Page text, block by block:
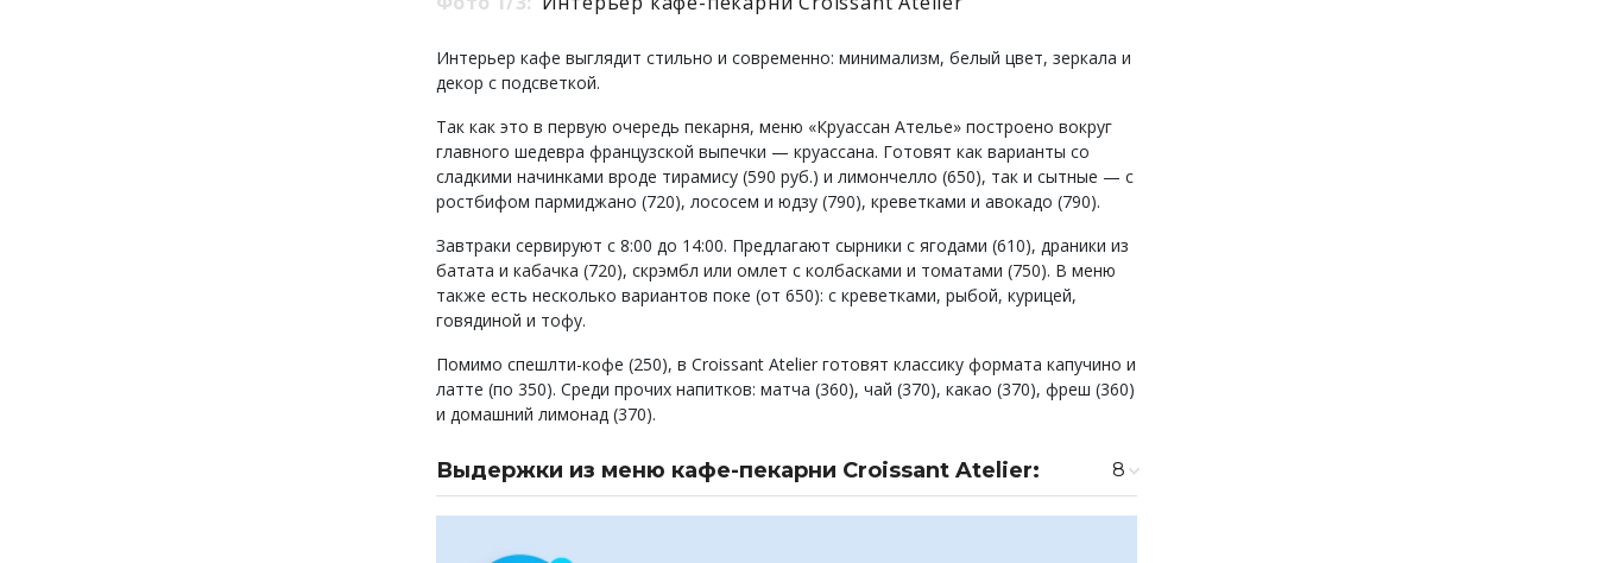
Интерьер кафе выглядит стильно и современно: минимализм, белый цвет, зеркала и
декор с подсветкой.
Так как это в первую очередь пекарня, меню «Круассан Ателье» построено вокруг
главного шедевра французской выпечки — круассана. Готовят как варианты со
сладкими начинками вроде тирамису (590 руб.) и лимончелло (650), так и сытные — с
ростбифом пармиджано (720), лососем и юдзу (790), креветками и авокадо (790).
Завтраки сервируют с 8:00 до 14:00. Предлагают сырники с ягодами (610), драники из
батата и кабачка (720), скрэмбл или омлет с колбасками и томатами (750). В меню
также есть несколько вариантов поке (от 650): с креветками, рыбой, курицей,
говядиной и тофу.
Помимо спешлти-кофе (250), в Croissant Atelier готовят классику формата капучино и
латте (по 350). Среди прочих напитков: матча (360), чай (370), какао (370), фреш (360)
и домашний лимонад (370).
Выдержки из меню кафе-пекарни Croissant Atelier:
8